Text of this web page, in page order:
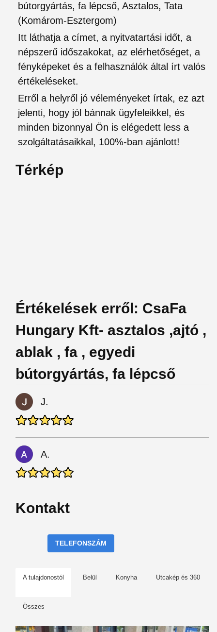
bútorgyártás, fa lépcső, Asztalos, Tata
(Komárom-Esztergom)
Itt láthatja a címet, a nyitvatartási időt, a
népszerű időszakokat, az elérhetőséget, a
fényképeket és a felhasználók által írt valós
értékeléseket.
Erről a helyről jó véleményeket írtak, ez azt
jelenti, hogy jól bánnak ügyfeleikkel, és
minden bizonnyal Ön is elégedett less a
szolgáltatásaikkal, 100%-ban ajánlott!
Térkép
Értékelések erről: CsaFa
Hungary Kft- asztalos ,ajtó ,
ablak , fa , egyedi
bútorgyártás, fa lépcső
J.
A.
Kontakt
TELEFONSZÁM
A tulajdonostól Belül Konyha Utcakép és 360
Összes